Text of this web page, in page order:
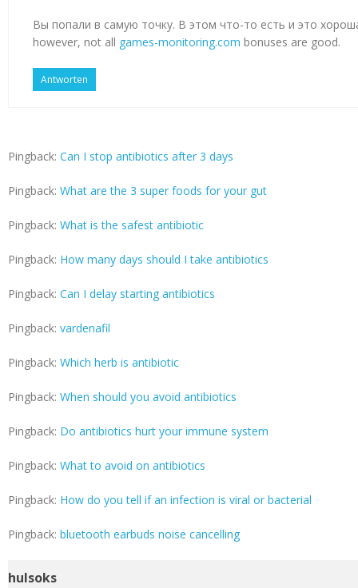
Вы попали в самую точку. В этом что-то есть и это
however, not all games-monitoring.com bonuses are good.
Antworten
Pingback: Can I stop antibiotics after 3 days
Pingback: What are the 3 super foods for your gut
Pingback: What is the safest antibiotic
Pingback: How many days should I take antibiotics
Pingback: Can I delay starting antibiotics
Pingback: vardenafil
Pingback: Which herb is antibiotic
Pingback: When should you avoid antibiotics
Pingback: Do antibiotics hurt your immune system
Pingback: What to avoid on antibiotics
Pingback: How do you tell if an infection is viral or bacterial
Pingback: bluetooth earbuds noise cancelling
hulsoks